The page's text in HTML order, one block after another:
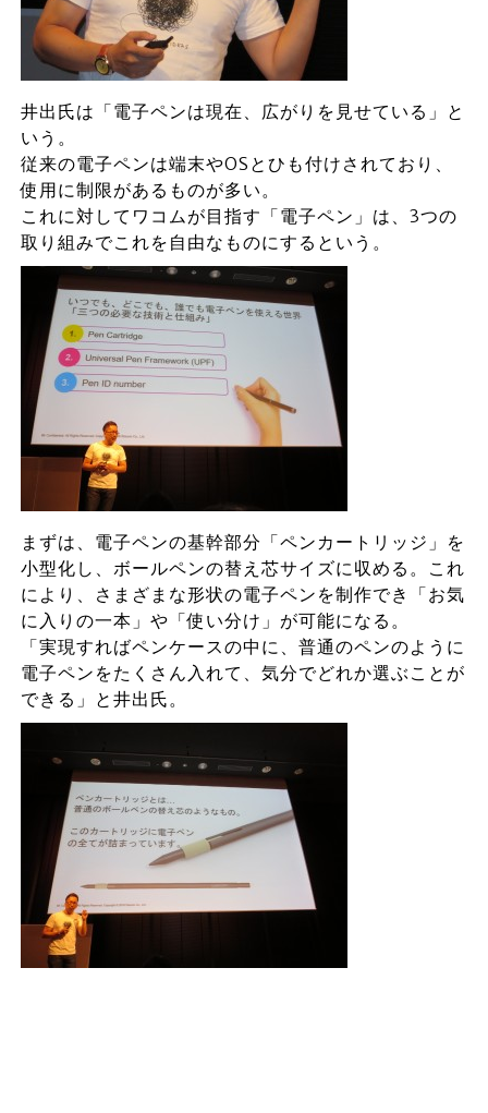
井出氏は「電子ペンは現在、広がりを見せている」と
いう。
従来の電子ペンは端末やOSとひも付けされており、
使用に制限があるものが多い。
これに対してワコムが目指す「電子ペン」は、3つの
取り組みでこれを自由なものにするという。
まずは、電子ペンの基幹部分「ペンカートリッジ」を
小型化し、ボールペンの替え芯サイズに収める。これ
により、さまざまな形状の電子ペンを制作でき「お気
に入りの一本」や「使い分け」が可能になる。
「実現すればペンケースの中に、普通のペンのように
電子ペンをたくさん入れて、気分でどれか選ぶことが
できる」と井出氏。